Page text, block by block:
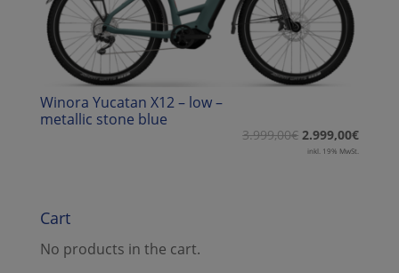
Winora Yucatan X12 – low –
metallic stone blue
3.999,00€ 2.999,00€
inkl. 19% MwSt.
Cart
No products in the cart.